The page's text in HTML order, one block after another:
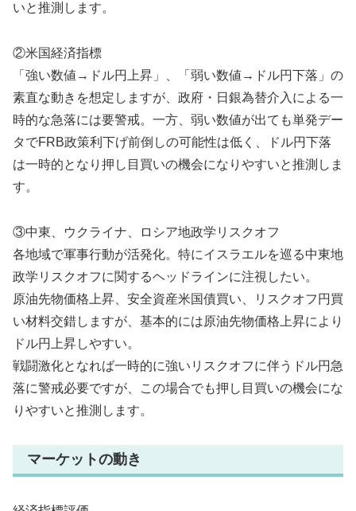
いと推測します。
②米国経済指標
「強い数値→ドル円上昇」、「弱い数値→ドル円下落」の
素直な動きを想定しますが、政府・日銀為替介入による一
時的な急落には要警戒。一方、弱い数値が出ても単発デー
タでFRB政策利下げ前倒しの可能性は低く、ドル円下落
は一時的となり押し目買いの機会になりやすいと推測しま
す。
③中東、ウクライナ、ロシア地政学リスクオフ
各地域で軍事行動が活発化。特にイスラエルを巡る中東地
政学リスクオフに関するヘッドラインに注視したい。
原油先物価格上昇、安全資産米国債買い、リスクオフ円買
い材料交錯しますが、基本的には原油先物価格上昇により
ドル円上昇しやすい。
戦闘激化となれば一時的に強いリスクオフに伴うドル円急
落に警戒必要ですが、この場合でも押し目買いの機会にな
りやすいと推測します。
マーケットの動き